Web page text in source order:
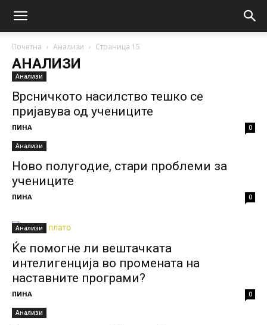
Почетна Анализи Страница 15
АНАЛИЗИ
Анализи
Врсничкото насилство тешко се
пријавува од учениците
ПИНА 0
Анализи
Ново полугодие, стари проблеми за
учениците
ПИНА 0
Анализи
Ќе помогне ли вештачката
интелигенција во промената на
наставните програми?
ПИНА 0
Анализи